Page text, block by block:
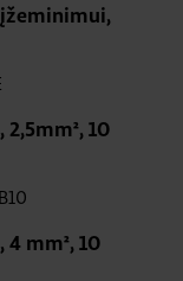
įžeminimui,
10
mm², 10